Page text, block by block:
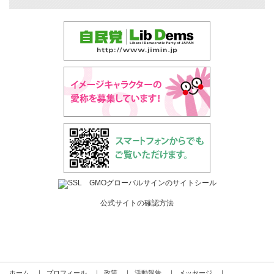
公式サイトの確認方法
ホーム ｜ プロフィール ｜ 政策 ｜ 活動報告 ｜ メッセージ ｜